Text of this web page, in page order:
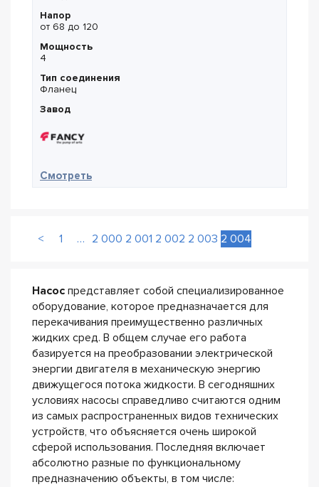
Напор
от 68 до 120
Мощность
4
Тип соединения
Фланец
Завод
Смотреть— Fancy CDL 10-12
< 1 … 2 000 2 001 2 002 2 003 2 004
Насос представляет собой специализированное
оборудование, которое предназначается для
перекачивания преимущественно различных
жидких сред. В общем случае его работа
базируется на преобразовании электрической
энергии двигателя в механическую энергию
движущегося потока жидкости. В сегодняшних
условиях насосы справедливо считаются одним
из самых распространенных видов технических
устройств, что объясняется очень широкой
сферой использования. Последняя включает
абсолютно разные по функциональному
предназначению объекты, в том числе: